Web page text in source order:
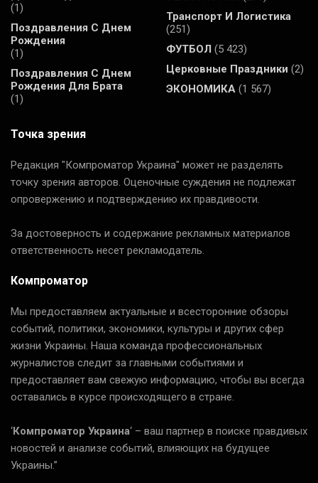
(1)
Поздравления С Днем
Рождения
(1)
Поздравления С Днем
Рождения Для Брата
(1)
Транспорт И Логистика
(251)
ФУТБОЛ (5 423)
Церковные Праздники (2)
ЭКОНОМИКА (1 567)
Точка зрения
Редакция "Компроматор Украина" может не разделять
точку зрения авторов. Оценочные суждения не подлежат
опровержению и подтверждению их правдивости.
За достоверность и содержание рекламных материалов
ответственность несет рекламодатель.
Компроматор
Мы предоставляем актуальные и всесторонние обзоры
событий, политики, экономики, культуры и других сфер
жизни Украины. Наша команда профессиональных
журналистов следит за главными событиями и
предоставляет вам свежую информацию, чтобы вы всегда
оставались в курсе происходящего в стране.
‘Компроматор Украина‘ – ваш партнер в поиске правдивых
новостей и анализе событий, влияющих на будущее
Украины.”